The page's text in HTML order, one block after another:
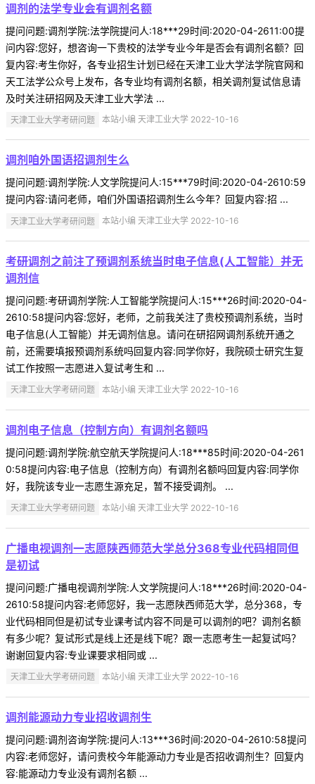
调剂的法学专业会有调剂名额
提问问题:调剂学院:法学院提问人:18***29时间:2020-04-2611:00提
问内容:您好，想咨询一下贵校的法学专业今年是否会有调剂名额？回
复内容:考生你好，各专业招生计划已经在天津工业大学法学院官网和
天工法学公众号上发布，各专业均有调剂名额，相关调剂复试信息请
及时关注研招网及天津工业大学法 ...
天津工业大学考研问题 本站小编 天津工业大学 2022-10-16
调剂咱外国语招调剂生么
提问问题:调剂学院:人文学院提问人:15***79时间:2020-04-2610:59
提问内容:请问老师，咱们外国语招调剂生么今年？回复内容:招 ...
天津工业大学考研问题 本站小编 天津工业大学 2022-10-16
考研调剂之前注了预调剂系统当时电子信息(人工智能）并无
调剂信
提问问题:考研调剂学院:人工智能学院提问人:15***26时间:2020-04-
2610:58提问内容:您好，老师，之前我关注了贵校预调剂系统，当时
电子信息(人工智能）并无调剂信息。请问在研招网调剂系统开通之
前，还需要填报预调剂系统吗回复内容:同学你好，我院硕士研究生复
试工作按照一志愿进入复试考生和 ...
天津工业大学考研问题 本站小编 天津工业大学 2022-10-16
调剂电子信息（控制方向）有调剂名额吗
提问问题:调剂学院:航空航天学院提问人:18***85时间:2020-04-261
0:58提问内容:电子信息（控制方向）有调剂名额吗回复内容:同学你
好，我院该专业一志愿生源充足，暂不接受调剂。 ...
天津工业大学考研问题 本站小编 天津工业大学 2022-10-16
广播电视调剂一志愿陕西师范大学总分368专业代码相同但
是初试
提问问题:广播电视调剂学院:人文学院提问人:18***26时间:2020-04-
2610:58提问内容:老师您好，我一志愿陕西师范大学，总分368，专
业代码相同但是初试专业课考试内容不同是可以调剂的吧？调剂名额
有多少呢？复试形式是线上还是线下呢？跟一志愿考生一起复试吗？
谢谢回复内容:专业课要求相同或 ...
天津工业大学考研问题 本站小编 天津工业大学 2022-10-16
调剂能源动力专业招收调剂生
提问问题:调剂咨询学院:提问人:13***36时间:2020-04-2610:58提问
内容:老师您好，请问贵校今年能源动力专业是否招收调剂生？回复内
容:能源动力专业没有调剂名额 ...